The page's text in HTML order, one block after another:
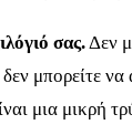
σας.Δεν
μπορείτε
μια μικρή